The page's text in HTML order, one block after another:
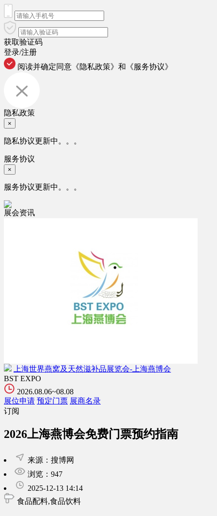
获取验证码
登录/注册
阅读并确定同意 《隐私政策》 和 《服务协议》
隐私政策
×
隐私协议更新中。。。
服务协议
×
服务协议更新中。。。
展会资讯
上海世界燕窝及天然滋补品展览会-上海燕博会
BST EXPO
2026.08.06~08.08
展位申请 预定门票 展商名录
订阅
2026上海燕博会免费门票预约指南
来源：搜博网
浏览：947
2025-12-13 14:14
食品配料,食品饮料